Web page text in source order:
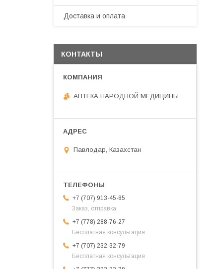
Доставка и оплата
КОНТАКТЫ
АПТЕКА НАРОДНОЙ МЕДИЦИНЫ
Павлодар, Казахстан
+7 (707) 913-45-85
Заказ, отправка
+7 (778) 288-76-27
Бесплатная консультация
+7 (707) 232-32-79
Бесплатная консультация